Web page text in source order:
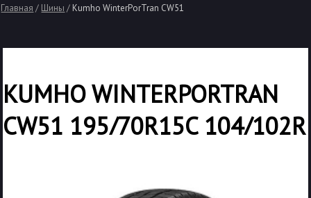
Главная / Шины / Kumho WinterPorTran CW51
KUMHO WINTERPORTRAN
CW51 195/70R15C 104/102R